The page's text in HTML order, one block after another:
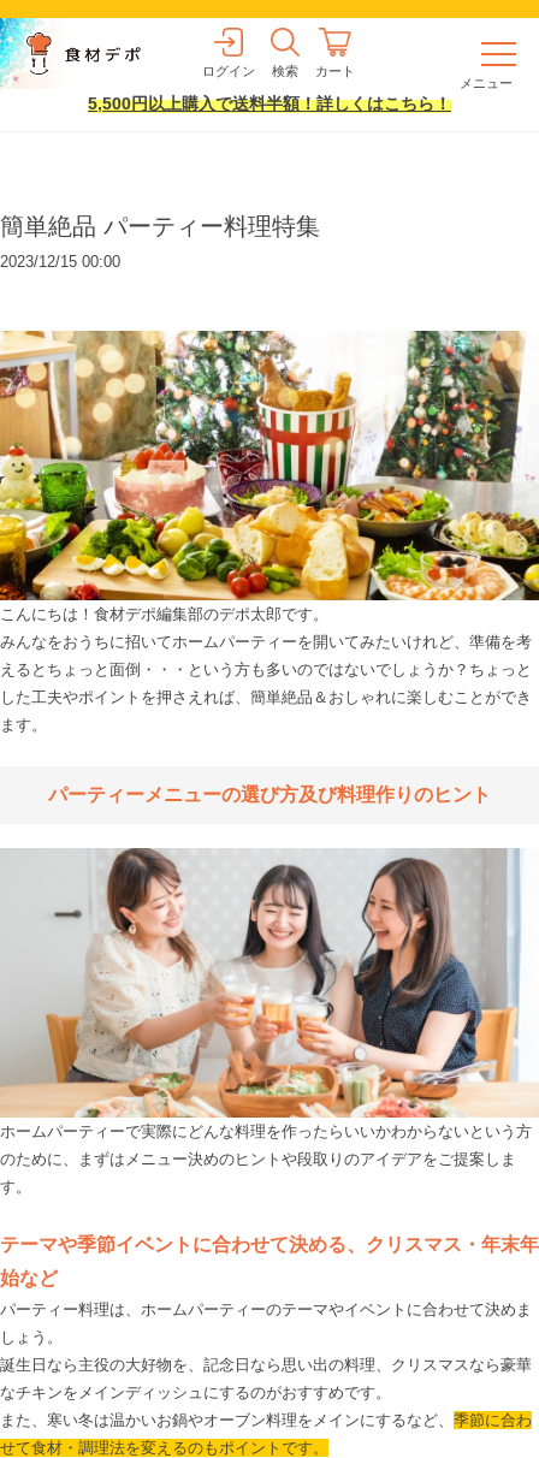
ログイン 検索
カート
メニュー
5,500円以上購入で送料半額！詳しくはこちら！
簡単絶品 パーティー料理特集
2023/12/15 00:00
こんにちは！食材デポ編集部のデポ太郎です。
みんなをおうちに招いてホームパーティーを開いてみたいけれど、準備を考
えるとちょっと面倒・・・という方も多いのではないでしょうか？ちょっと
した工夫やポイントを押さえれば、簡単絶品＆おしゃれに楽しむことができ
ます。
パーティーメニューの選び方及び料理作りのヒント
ホームパーティーで実際にどんな料理を作ったらいいかわからないという方
のために、まずはメニュー決めのヒントや段取りのアイデアをご提案しま
す。
テーマや季節イベントに合わせて決める、クリスマス・年末年
始など
パーティー料理は、ホームパーティーのテーマやイベントに合わせて決めま
しょう。
誕生日なら主役の大好物を、記念日なら思い出の料理、クリスマスなら豪華
なチキンをメインディッシュにするのがおすすめです。
また、寒い冬は温かいお鍋やオーブン料理をメインにするなど、 季節に合わ
せて食材・調理法を変えるのもポイントです。